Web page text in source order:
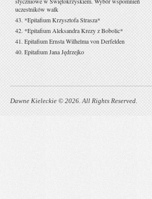
uczestników walk
43. *Epitafium Krzysztofa Strasza*
42. *Epitafium Aleksandra Krezy z Bobolic*
41. Epitafium Ernsta Wilhelma von Derfelden
40. Epitafium Jana Jędrzejko
Dawne Kieleckie © 2026. All Rights Reserved.